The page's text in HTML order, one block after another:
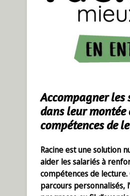
Accompagner les
dans leur montée
compétences de
Racine est une solution
aider les salariés à
compétences de lecture.
parcours personnalisés,